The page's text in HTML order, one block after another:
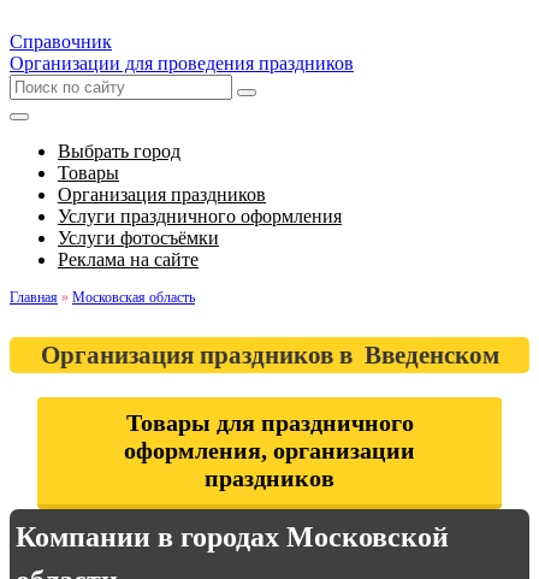
Справочник
Организации для проведения праздников
Выбрать город
Товары
Организация праздников
Услуги праздничного оформления
Услуги фотосъёмки
Реклама на сайте
Главная » Московская область
Организация праздников в Введенском
Товары для праздничного
оформления, организации
праздников
Компании в городах Московской